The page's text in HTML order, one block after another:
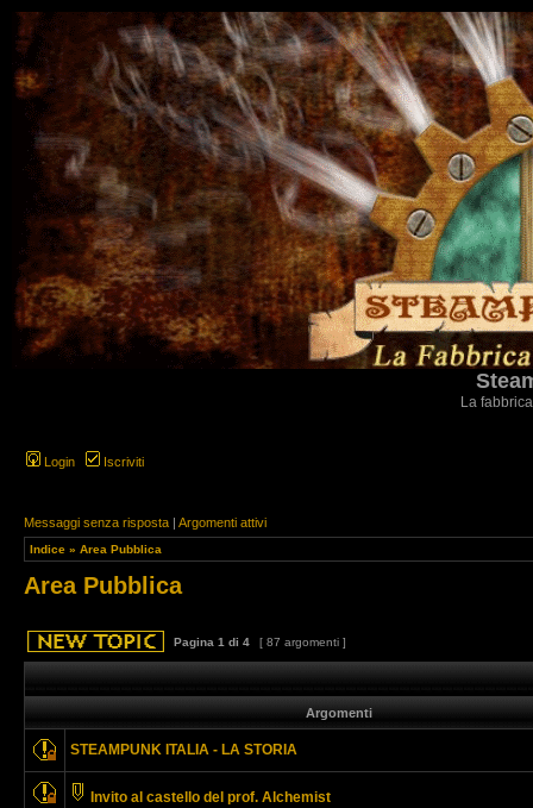
La
Login Iscriviti
Messaggi senza risposta | Argomenti attivi
Indice » Area Pubblica
Area Pubblica
Pagina 1 di 4 [ 87 argomenti ]
Argomenti
STEAMPUNK ITALIA - LA STORIA
Invito al castello del prof. Alchemist